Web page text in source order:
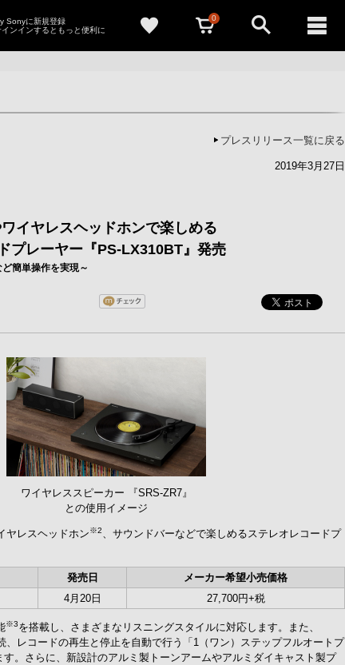
Sonyに新規登録
インインするともっと便利に
0
プレスリリース一覧に戻る
2019年3月27日
イヤレスヘッドホンで楽しめる
プレーヤー『PS-LX310BT』発売
簡単操作を実現～
ワイヤレススピーカー 『SRS-ZR7』
との使用イメージ
ヤレスヘッドホン※2
、サウンドバーなどで楽しめるステレオレコードプ
発売日
メーカー希望小売価格
4月20日 27,700円+税
※3を搭載し、さまざまなリスニングスタイルに対応します。また、
レコードの再生と停止を自動で行う「1（ワン）ステップフルオートプ
す。さらに、新設計のアルミ製トーンアームやアルミダイキャスト製プ